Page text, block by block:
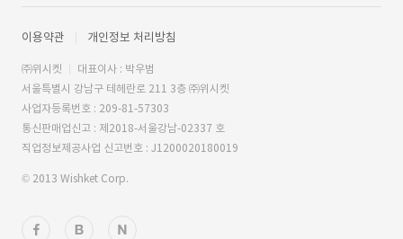
이용약관 개인정보 처리방침
㈜위시켓
대표이사 : 박우범
서울특별시 강남구 테헤란로 211 3층 ㈜위시켓
사업자등록번호 : 209-81-57303
통신판매업신고 : 제2018-서울강남-02337 호
직업정보제공사업 신고번호 : J1200020180019
© 2013 Wishket Corp.